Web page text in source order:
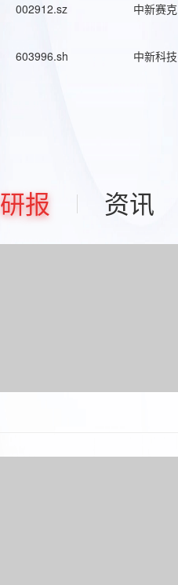
002912.sz 中新赛克
603996.sh 中新科技
研报 资讯